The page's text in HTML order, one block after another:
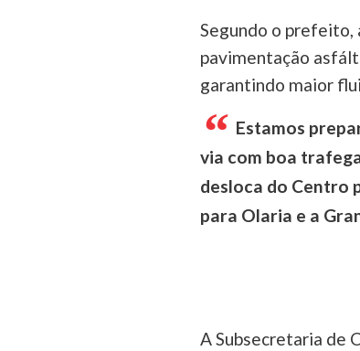
Segundo o prefeito,
pavimentação
garantindo maior
Estamos
via com boa
desloca do Centro
para Olaria e a
A Subsecretaria de